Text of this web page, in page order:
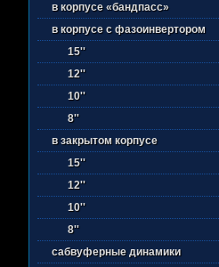
в корпусе «бандпасс»
в корпусе с фазоинвертором
15''
12''
10''
8''
в закрытом корпусе
15''
12''
10''
8''
сабвуферные динамики